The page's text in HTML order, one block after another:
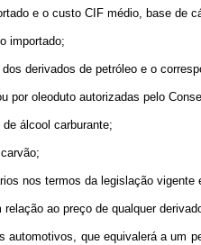
e o custo CIF médio, base de
importado;
derivados de petróleo e o
oleoduto autorizadas pelo
álcool carburante;
nos termos da legislação
ao preço de qualquer
que equivalerá a um